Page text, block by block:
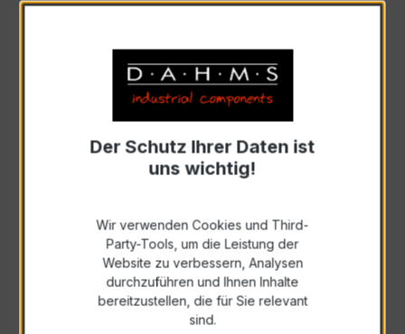
Auswahl zurücksetzen
Art. Nr.:46630
Zur Sammelanfrage hinzufügen
Anfrage telefonisch
Der Schutz Ihrer Daten ist
uns wichtig!
Wir verwenden Cookies und Third-
Party-Tools, um die Leistung der
Website zu verbessern, Analysen
durchzuführen und Ihnen Inhalte
bereitzustellen, die für Sie relevant
sind.